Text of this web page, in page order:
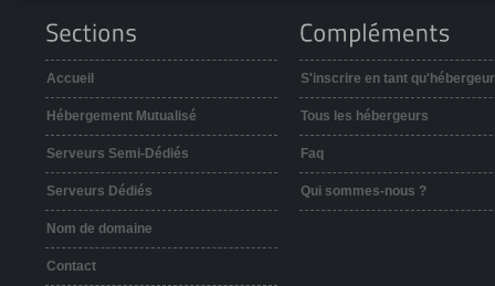
Accueil
Hébergement Mutualisé
Serveurs Semi-Dédiés
Serveurs Dédiés
Nom de domaine
Contact
S'inscrire en tant qu'hébergeur
Tous les hébergeurs
Faq
Qui sommes-nous ?